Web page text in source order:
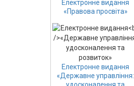
Електронне видання
«Правова просвіта»
Електронне видання
«Державне управління: